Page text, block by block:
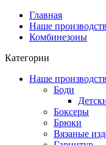
Главная
Наше
Комбинезоны
Категории
Наше
Боди
Боксеры
Брюки
Вязаные